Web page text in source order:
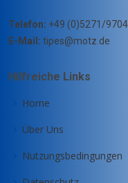
Telefon: +49 (0)5271/
E-Mail: tipes@motz.de
Hilfreiche Links
Home
Über Uns
Nutzungsbedingungen